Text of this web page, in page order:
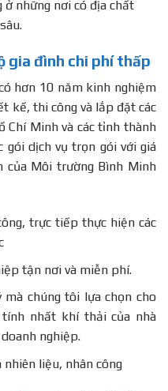
những nơi có địa chất
gia đình chi phí thấp
hơn 10 năm kinh nghiệm
kế, thi công và lắp đặt các
Chí Minh và các tỉnh thành
gói dịch vụ trọn gói với giá
của Môi trường Bình Minh
trực tiếp thực hiện các
tận nơi và miễn phí.
mà chúng tôi lựa chọn cho
nhất khí thải của nhà
nghiệp.
liệu, nhân công